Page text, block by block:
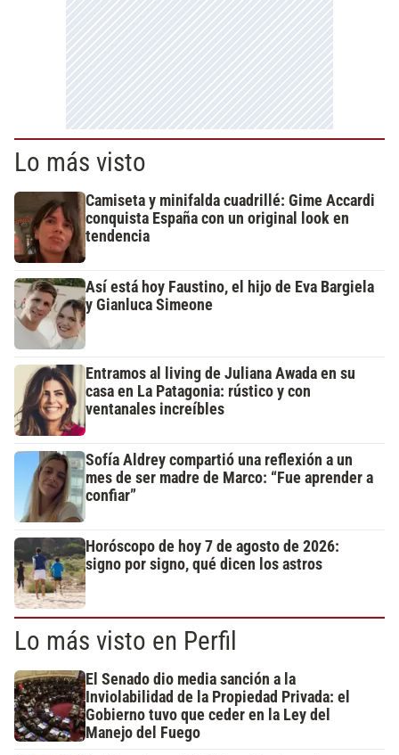
Lo más visto
Camiseta y minifalda cuadrillé: Gime Accardi
conquista España con un original look en
tendencia
Así está hoy Faustino, el hijo de Eva Bargiela
y Gianluca Simeone
Entramos al living de Juliana Awada en su
casa en La Patagonia: rústico y con
ventanales increíbles
Sofía Aldrey compartió una reflexión a un
mes de ser madre de Marco: “Fue aprender a
confiar”
Horóscopo de hoy 7 de agosto de 2026:
signo por signo, qué dicen los astros
Lo más visto en Perfil
El Senado dio media sanción a la
Inviolabilidad de la Propiedad Privada: el
Gobierno tuvo que ceder en la Ley del
Manejo del Fuego